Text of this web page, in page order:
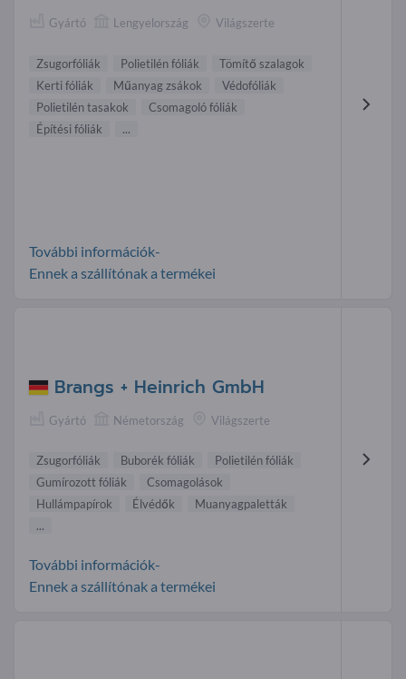
Gyártó Lengyelország Világszerte
Zsugorfóliák Polietilén fóliák
Tömítő szalagok
Kerti fóliák
Műanyag zsákok
Védofóliák
Polietilén tasakok
Csomagoló fóliák
Építési fóliák
...
További információk-
Ennek a szállítónak a termékei
Brangs + Heinrich GmbH
Gyártó Németország Világszerte
Zsugorfóliák Buborék fóliák
Polietilén fóliák
Gumírozott fóliák
Csomagolások
Hullámpapírok
Élvédők
Muanyagpaletták
...
További információk-
Ennek a szállítónak a termékei